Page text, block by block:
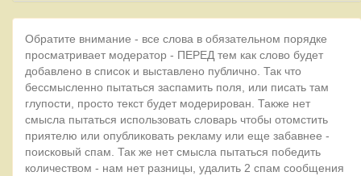
Обратите внимание - все слова в обязательном порядке
просматривает модератор - ПЕРЕД тем как слово будет
добавлено в список и выставлено публично. Так что
бессмысленно пытаться заспамить поля, или писать там
глупости, просто текст будет модерирован. Также нет
смысла пытаться использовать словарь чтобы отомстить
приятелю или опубликовать рекламу или еще забавнее -
поисковый спам. Так же нет смысла пытаться победить
количеством - нам нет разницы, удалить 2 спам сообщения